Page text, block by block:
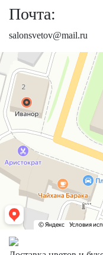
Почта:
salonsvetov@mail.ru